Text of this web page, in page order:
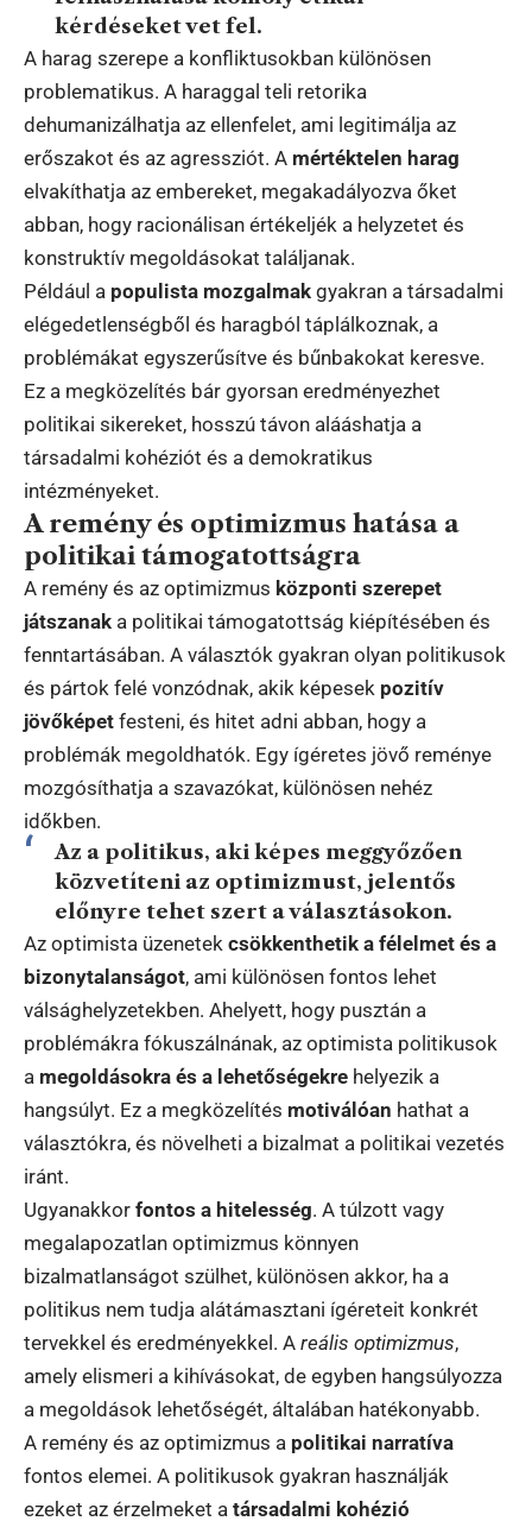
kérdéseket vet fel.
A harag szerepe a konfliktusokban különösen
problematikus. A haraggal teli retorika
dehumanizálhatja az ellenfelet, ami legitimálja az
erőszakot és az agressziót. A mértéktelen harag
elvakíthatja az embereket, megakadályozva őket
abban, hogy racionálisan értékeljék a helyzetet és
konstruktív megoldásokat találjanak.
Például a populista mozgalmak gyakran a társadalmi
elégedetlenségből és haragból táplálkoznak, a
problémákat egyszerűsítve és bűnbakokat keresve.
Ez a megközelítés bár gyorsan eredményezhet
politikai sikereket, hosszú távon alááshatja a
társadalmi kohéziót és a demokratikus
intézményeket.
A remény és optimizmus hatása a
politikai támogatottságra
A remény és az optimizmus központi szerepet
játszanak a politikai támogatottság kiépítésében és
fenntartásában. A választók gyakran olyan politikusok
és pártok felé vonzódnak, akik képesek pozitív
jövőképet festeni, és hitet adni abban, hogy a
problémák megoldhatók. Egy ígéretes jövő reménye
mozgósíthatja a szavazókat, különösen nehéz
időkben.
Az a politikus, aki képes meggyőzően
közvetíteni az optimizmust, jelentős
előnyre tehet szert a választásokon.
Az optimista üzenetek csökkenthetik a félelmet és a
bizonytalanságot, ami különösen fontos lehet
válsághelyzetekben. Ahelyett, hogy pusztán a
problémákra fókuszálnának, az optimista politikusok
a megoldásokra és a lehetőségekre helyezik a
hangsúlyt. Ez a megközelítés motiválóan hathat a
választókra, és növelheti a bizalmat a politikai vezetés
iránt.
Ugyanakkor fontos a hitelesség. A túlzott vagy
megalapozatlan optimizmus könnyen
bizalmatlanságot szülhet, különösen akkor, ha a
politikus nem tudja alátámasztani ígéreteit konkrét
tervekkel és eredményekkel. A reális optimizmus,
amely elismeri a kihívásokat, de egyben hangsúlyozza
a megoldások lehetőségét, általában hatékonyabb.
A remény és az optimizmus a politikai narratíva
fontos elemei. A politikusok gyakran használják
ezeket az érzelmeket a társadalmi kohézió